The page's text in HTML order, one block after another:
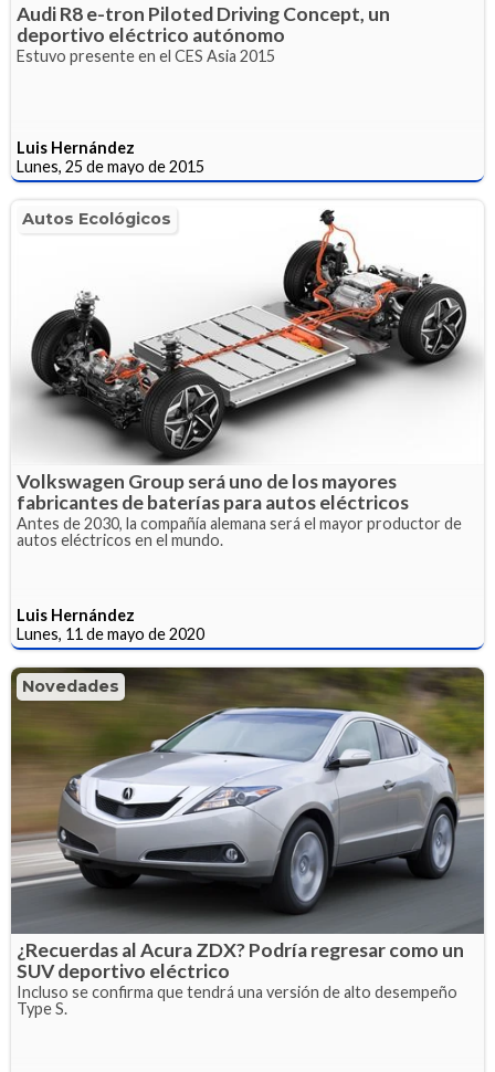
Audi R8 e-tron Piloted Driving Concept, un
deportivo eléctrico autónomo
Estuvo presente en el CES Asia 2015
Luis Hernández
Lunes, 25 de mayo de 2015
Autos Ecológicos
Volkswagen Group será uno de los mayores
fabricantes de baterías para autos eléctricos
Antes de 2030, la compañía alemana será el mayor productor de
autos eléctricos en el mundo.
Luis Hernández
Lunes, 11 de mayo de 2020
Novedades
¿Recuerdas al Acura ZDX? Podría regresar como un
SUV deportivo eléctrico
Incluso se confirma que tendrá una versión de alto desempeño
Type S.